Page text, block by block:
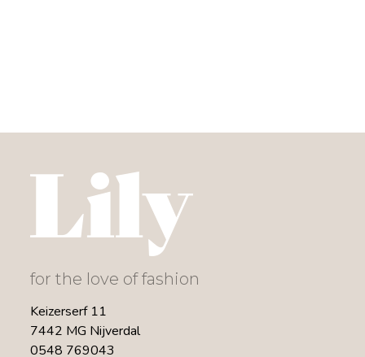
for the love of fashion
Keizerserf 11
7442 MG Nijverdal
0548 769043